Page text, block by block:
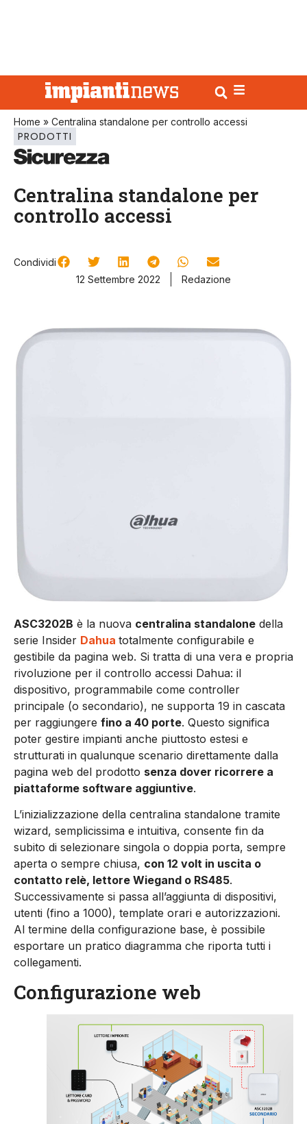
Home » Centralina standalone per controllo accessi
PRODOTTI
Centralina standalone per
controllo accessi
Condividi
12 Settembre 2022
Redazione
ASC3202B è la nuova centralina standalone della
serie Insider Dahua totalmente configurabile e
gestibile da pagina web. Si tratta di una vera e propria
rivoluzione per il controllo accessi Dahua: il
dispositivo, programmabile come controller
principale (o secondario), ne supporta 19 in cascata
per raggiungere fino a 40 porte. Questo significa
poter gestire impianti anche piuttosto estesi e
strutturati in qualunque scenario direttamente dalla
pagina web del prodotto senza dover ricorrere a
piattaforme software aggiuntive.
L’inizializzazione della centralina standalone tramite
wizard, semplicissima e intuitiva, consente fin da
subito di selezionare singola o doppia porta, sempre
aperta o sempre chiusa, con 12 volt in uscita o
contatto relè, lettore Wiegand o RS485.
Successivamente si passa all’aggiunta di dispositivi,
utenti (fino a 1000), template orari e autorizzazioni.
Al termine della configurazione base, è possibile
esportare un pratico diagramma che riporta tutti i
collegamenti.
Configurazione web